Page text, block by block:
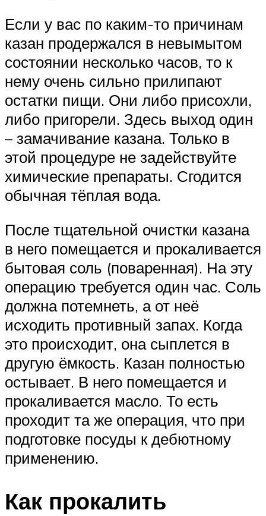
Если у вас по каким-то причинам
казан продержался в невымытом
состоянии несколько часов, то к
нему очень сильно прилипают
остатки пищи. Они либо присохли,
либо пригорели. Здесь выход один
– замачивание казана. Только в
этой процедуре не задействуйте
химические препараты. Сгодится
обычная тёплая вода.
После тщательной очистки казана
в него помещается и прокаливается
бытовая соль (поваренная). На эту
операцию требуется один час. Соль
должна потемнеть, а от неё
исходить противный запах. Когда
это происходит, она сыплется в
другую ёмкость. Казан полностью
остывает. В него помещается и
прокаливается масло. То есть
проходит та же операция, что при
подготовке посуды к дебютному
применению.
Как прокалить